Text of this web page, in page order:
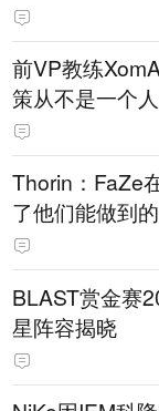
前VP教练
策从不是一个
Thorin：FaZe
了他们能做到
BLAST赏金赛
星阵容揭晓